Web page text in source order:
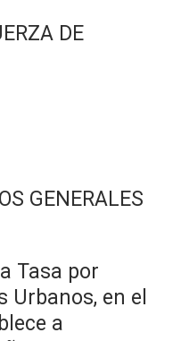
DE
GENERALES
Tasa por
Urbanos, en el
a